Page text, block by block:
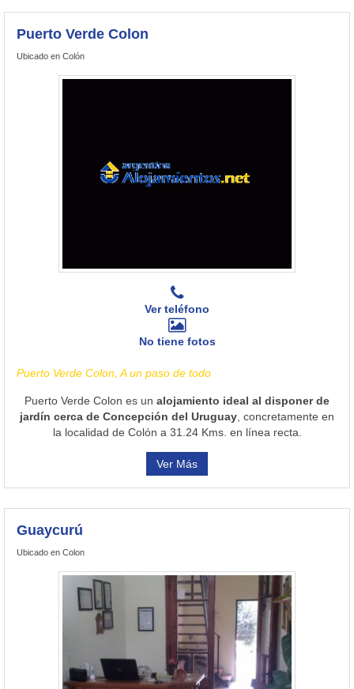
Puerto Verde Colon
Ubicado en Colón
Ver teléfono
No tiene fotos
Puerto Verde Colon, A un paso de todo
Puerto Verde Colon es un alojamiento ideal al disponer de
jardín cerca de Concepción del Uruguay , concretamente en
la localidad de Colón a 31.24 Kms. en línea recta.
Ver Más
Guaycurú
Ubicado en Colon